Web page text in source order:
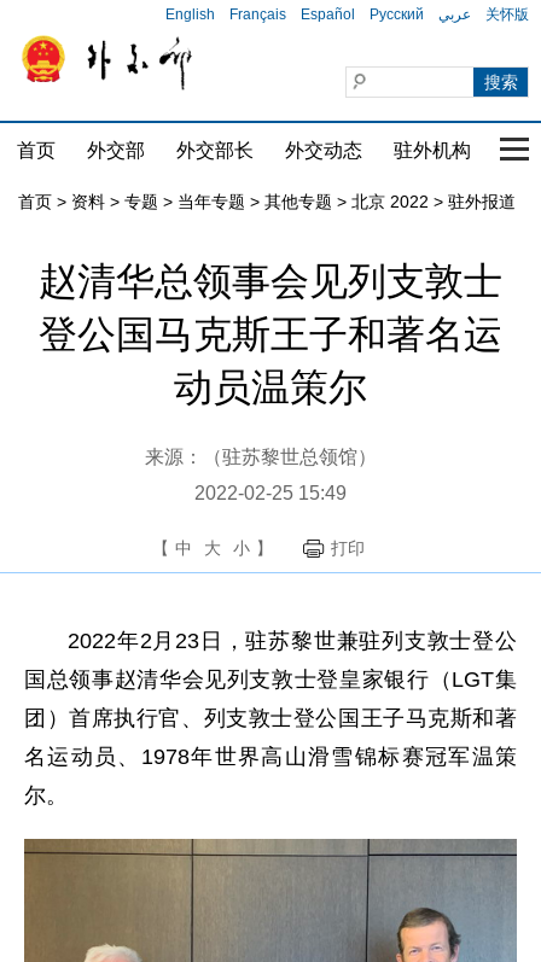
English Français Español Русский عربي 关怀版
首页 外交部 外交部长 外交动态 驻外机构 国
首页 > 资料 > 专题 > 当年专题 > 其他专题 > 北京 2022 > 驻外报道
赵清华总领事会见列支敦士
登公国马克斯王子和著名运
动员温策尔
来源：（驻苏黎世总领馆）
2022-02-25 15:49
【 中 大 小 】 打印
2022年2月23日，驻苏黎世兼驻列支敦士登公
国总领事赵清华会见列支敦士登皇家银行（LGT集
团）首席执行官、列支敦士登公国王子马克斯和著
名运动员、1978年世界高山滑雪锦标赛冠军温策
尔。